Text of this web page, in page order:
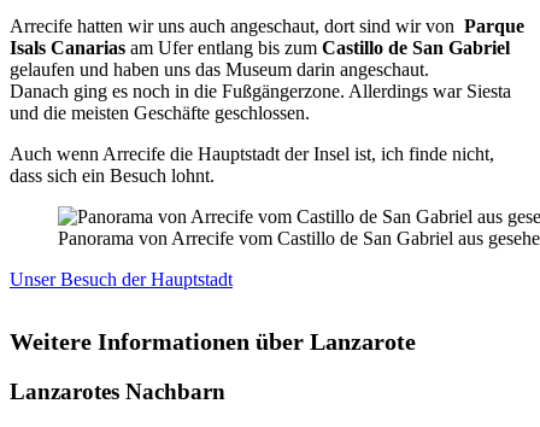
Arrecife hatten wir uns auch angeschaut, dort sind wir von Parque
Isals Canarias am Ufer entlang bis zum Castillo de San Gabriel
gelaufen und haben uns das Museum darin angeschaut.
Danach ging es noch in die Fußgängerzone. Allerdings war Siesta
und die meisten Geschäfte geschlossen.
Auch wenn Arrecife die Hauptstadt der Insel ist, ich finde nicht,
dass sich ein Besuch lohnt.
Panorama von Arrecife vom Castillo de San Gabriel aus
Unser Besuch der Hauptstadt
Weitere Informationen über Lanzarote
Lanzarotes Nachbarn